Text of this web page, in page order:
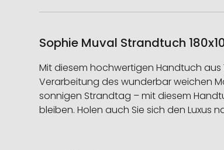
Sophie Muval Strandtuch
Mit diesem hochwertigen Handtuch aus
Verarbeitung des wunderbar weichen
sonnigen Strandtag – mit diesem
bleiben. Holen auch Sie sich den Luxus